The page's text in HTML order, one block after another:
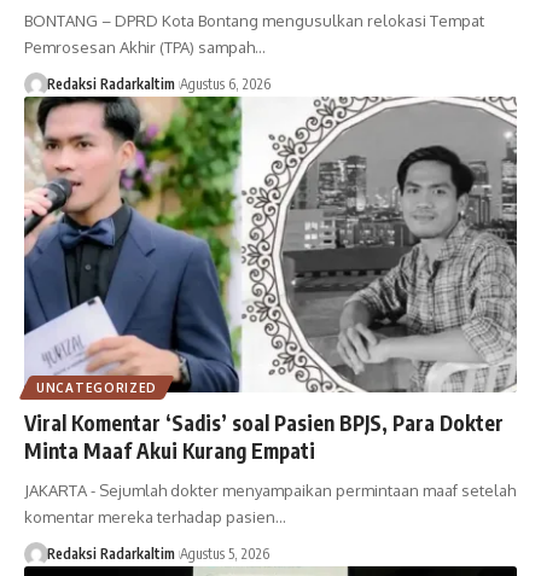
BONTANG – DPRD Kota Bontang mengusulkan relokasi Tempat
Pemrosesan Akhir (TPA) sampah…
Redaksi Radarkaltim Agustus 6, 2026
UNCATEGORIZED
Viral Komentar ‘Sadis’ soal Pasien BPJS, Para Dokter
Minta Maaf Akui Kurang Empati
JAKARTA - Sejumlah dokter menyampaikan permintaan maaf setelah
komentar mereka terhadap pasien…
Redaksi Radarkaltim Agustus 5, 2026